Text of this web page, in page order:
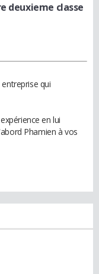
deuxieme classe
qui
en lui
Phamien à vos